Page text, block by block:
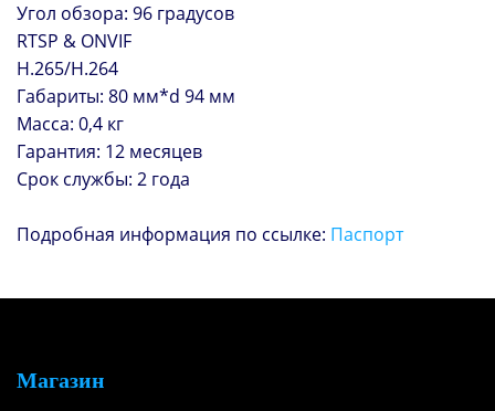
Угол обзора: 96 градусов
RTSP & ONVIF
H.265/H.264
Габариты: 80 мм*d 94 мм
Масса: 0,4 кг
Гарантия: 12 месяцев
Срок службы: 2 года
Подробная информация по ссылке: Паспорт
Магазин